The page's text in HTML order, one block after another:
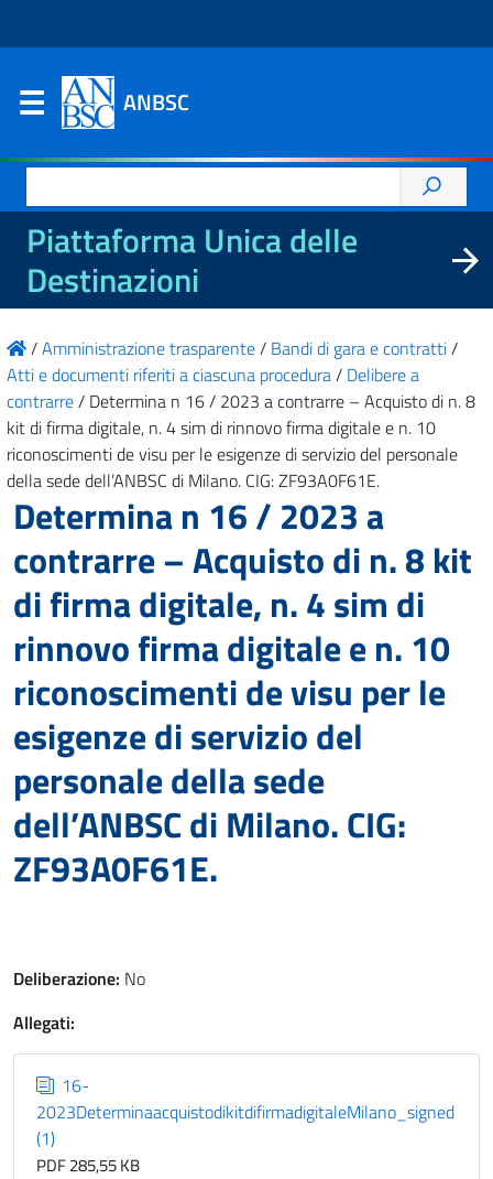
ANBSC
per:
Piattaforma Unica delle
Destinazioni
/Amministrazione trasparente/ Bandi di gara e contratti/
Atti e documenti riferiti a ciascuna procedura/ Delibere a
contrarre/ Determina n 16 / 2023 a contrarre – Acquisto di n. 8
kit di firma digitale, n. 4 sim di rinnovo firma digitale e n. 10
riconoscimenti de visu per le esigenze di servizio del personale
della sede dell’ANBSC di Milano. CIG: ZF93A0F61E.
Determina n 16 / 2023 a
contrarre – Acquisto di n. 8 kit
di firma digitale, n. 4 sim di
rinnovo firma digitale e n. 10
riconoscimenti de visu per le
esigenze di servizio del
personale della sede
dell’ANBSC di Milano. CIG:
ZF93A0F61E.
Deliberazione: No
Allegati:
16-
2023DeterminaacquistodikitdifirmadigitaleMilano_signed
(1)
PDF 285,55 KB